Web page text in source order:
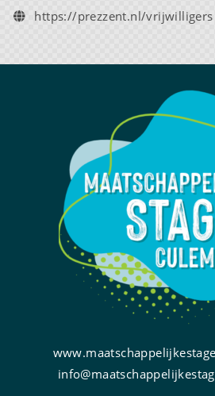
https://prezzent.nl/vrijwilligers